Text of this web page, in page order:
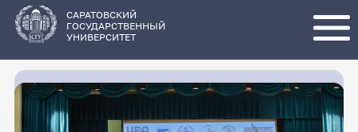
основному
содержанию
САРАТОВСКИЙ
ГОСУДАРСТВЕННЫЙ
УНИВЕРСИТЕТ